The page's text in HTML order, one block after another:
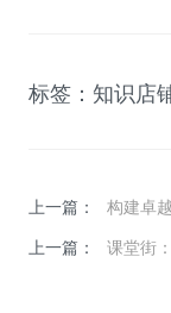
标签： 知识店
上一篇：
构建卓
上一篇：
课堂街